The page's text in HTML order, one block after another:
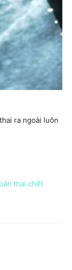
ra ngoài luôn
thai chết